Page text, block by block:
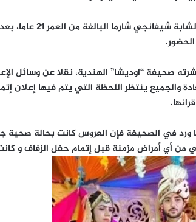
وسقطت الشابة
صحيفة “اوديشا” الهندية، نقلا عن وسائل
والجميع ينتظر اللحظة التي يتم فيها إعلان
في الصحيفة فإن العروس كانت بحالة صحية
من أي أمراض مزمنة قبل إتمام حفل الزفاف و